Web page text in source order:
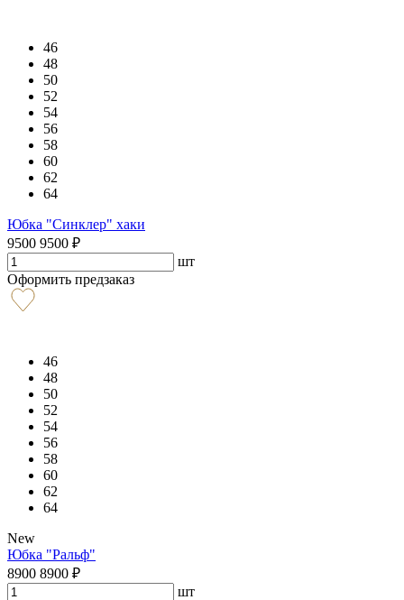
46
48
50
52
54
56
58
60
62
64
Юбка "Синклер" хаки
9500 9500 ₽
шт
Оформить предзаказ
46
48
50
52
54
56
58
60
62
64
New
Юбка "Ральф"
8900 8900 ₽
шт